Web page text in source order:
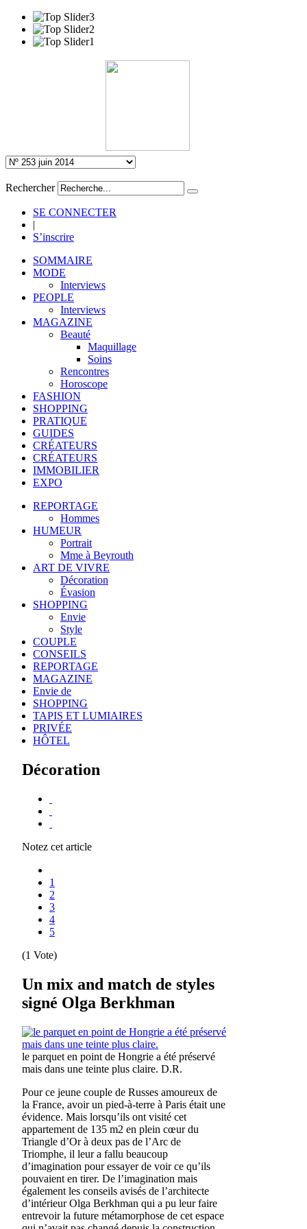
Rechercher
SE CONNECTER
|
S’inscrire
SOMMAIRE
MODE
Interviews
PEOPLE
Interviews
MAGAZINE
Beauté
Maquillage
Soins
Rencontres
Horoscope
FASHION
SHOPPING
PRATIQUE
GUIDES
CRÉATEURS
CRÉATEURS
IMMOBILIER
EXPO
REPORTAGE
Hommes
HUMEUR
Portrait
Mme à Beyrouth
ART DE VIVRE
Décoration
Évasion
SHOPPING
Envie
Style
COUPLE
CONSEILS
REPORTAGE
MAGAZINE
Envie de
SHOPPING
TAPIS ET LUMIAIRES
PRIVÉE
HÔTEL
Décoration
Notez cet article
1
2
3
4
5
(1 Vote)
Un mix and match de styles
signé Olga Berkhman
le parquet en point de Hongrie a été préservé
mais dans une teinte plus claire. D.R.
Pour ce jeune couple de Russes amoureux de
la France, avoir un pied-à-terre à Paris était une
évidence. Mais lorsqu’ils ont visité cet
appartement de 135 m2 en plein cœur du
Triangle d’Or à deux pas de l’Arc de
Triomphe, il leur a fallu beaucoup
d’imagination pour essayer de voir ce qu’ils
pouvaient en tirer. De l’imagination mais
également les conseils avisés de l’architecte
d’intérieur Olga Berkhman qui a pu leur faire
entrevoir la future métamorphose de cet espace